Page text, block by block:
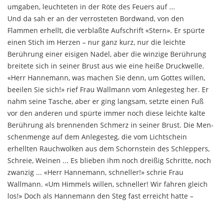
umga­ben, leuchteten in der Röte des Feuers auf ...
Und da sah er an der verrosteten Bordwand, von den
Flammen erhellt, die verblaßte Aufschrift «Stern». Er spürte
einen Stich im Herzen – nur ganz kurz, nur die leichte
Berührung einer eisigen Nadel, aber die winzige Berührung
breitete sich in seiner Brust aus wie eine heiße Druckwelle.
«Herr Hannemann, was machen Sie denn, um Gottes willen,
beeilen Sie sich!» rief Frau Wallmann vom Anlegesteg her. Er
nahm seine Tasche, aber er ging langsam, setzte einen Fuß
vor den anderen und spürte immer noch diese leichte kalte
Berührung als brennenden Schmerz in seiner Brust. Die Men­
schenmenge auf dem Anlegesteg, die vom Lichtschein
erhellten Rauchwolken aus dem Schornstein des Schleppers,
Schreie, Weinen ... Es blieben ihm noch dreißig Schritte, noch
zwanzig ... «Herr Hannemann, schneller!» schrie Frau
Wallmann. «Um Himmels wil­len, schneller! Wir fahren gleich
los!» Doch als Hanne­mann den Steg fast erreicht hatte –